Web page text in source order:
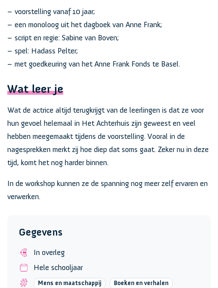
– voorstelling vanaf 10 jaar;
– een monoloog uit het dagboek van Anne Frank;
– script en regie: Sabine van Boven;
– spel: Hadass Pelter;
– met goedkeuring van het Anne Frank Fonds te Basel.
Wat leer je
Wat de actrice altijd terugkrijgt van de leerlingen is dat ze voor
hun gevoel helemaal in Het Achterhuis zijn geweest en veel
hebben meegemaakt tijdens de voorstelling. Vooral in de
nagesprekken merkt zij hoe diep dat soms gaat. Zeker nu in deze
tijd, komt het nog harder binnen.
In de workshop kunnen ze de spanning nog meer zelf ervaren en
verwerken.
Gegevens
In overleg
Hele schooljaar
Mens en maatschappij Boeken en verhalen